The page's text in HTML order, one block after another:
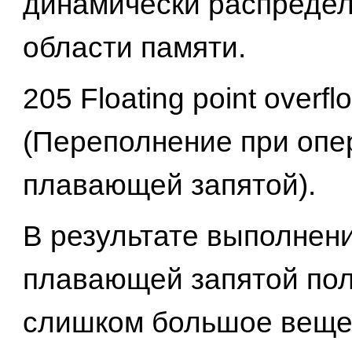
области памяти.
205 Floating point
(Переполнение при
плавающей запятой).
В результате
плавающей запятой
слишком большое